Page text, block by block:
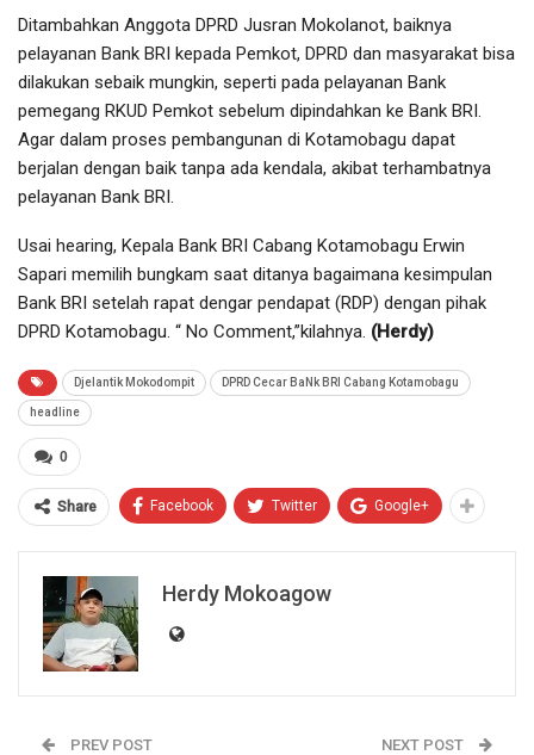
Ditambahkan Anggota DPRD Jusran Mokolanot, baiknya
pelayanan Bank BRI kepada Pemkot, DPRD dan masyarakat bisa
dilakukan sebaik mungkin, seperti pada pelayanan Bank
pemegang RKUD Pemkot sebelum dipindahkan ke Bank BRI.
Agar dalam proses pembangunan di Kotamobagu dapat
berjalan dengan baik tanpa ada kendala, akibat terhambatnya
pelayanan Bank BRI.
Usai hearing, Kepala Bank BRI Cabang Kotamobagu Erwin
Sapari memilih bungkam saat ditanya bagaimana kesimpulan
Bank BRI setelah rapat dengar pendapat (RDP) dengan pihak
DPRD Kotamobagu. “ No Comment,”kilahnya. (Herdy)
Djelantik Mokodompit DPRD Cecar BaNk BRI Cabang Kotamobagu
headline
0
Share Facebook Twitter Google+
Herdy Mokoagow
PREV POST NEXT POST